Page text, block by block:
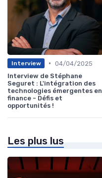
Interview • 04/04/2025
Interview de Stéphane
Seguret : L'intégration des
technologies émergentes en
finance - Défis et
opportunités !
Les plus lus